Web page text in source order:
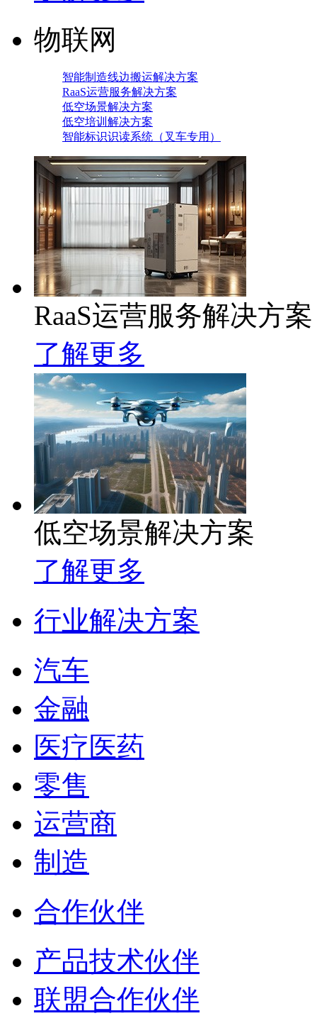
物联网
智能制造线边搬运解决方案
RaaS运营服务解决方案
低空场景解决方案
低空培训解决方案
智能标识识读系统（叉车专用）
RaaS运营服务解决方案
了解更多
低空场景解决方案
了解更多
行业解决方案
汽车
金融
医疗医药
零售
运营商
制造
合作伙伴
产品技术伙伴
联盟合作伙伴